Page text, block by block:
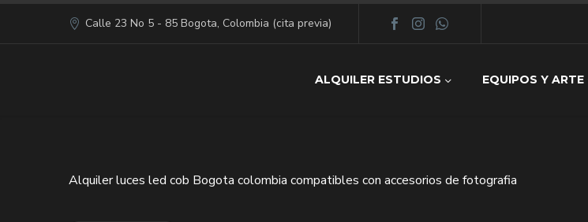
Calle 23 No 5 - 85 Bogota, Colombia (cita previa)
ALQUILER ESTUDIOS EQUIPOS Y ARTE
Alquiler luces led cob Bogota colombia compatibles con accesorios de fotografia